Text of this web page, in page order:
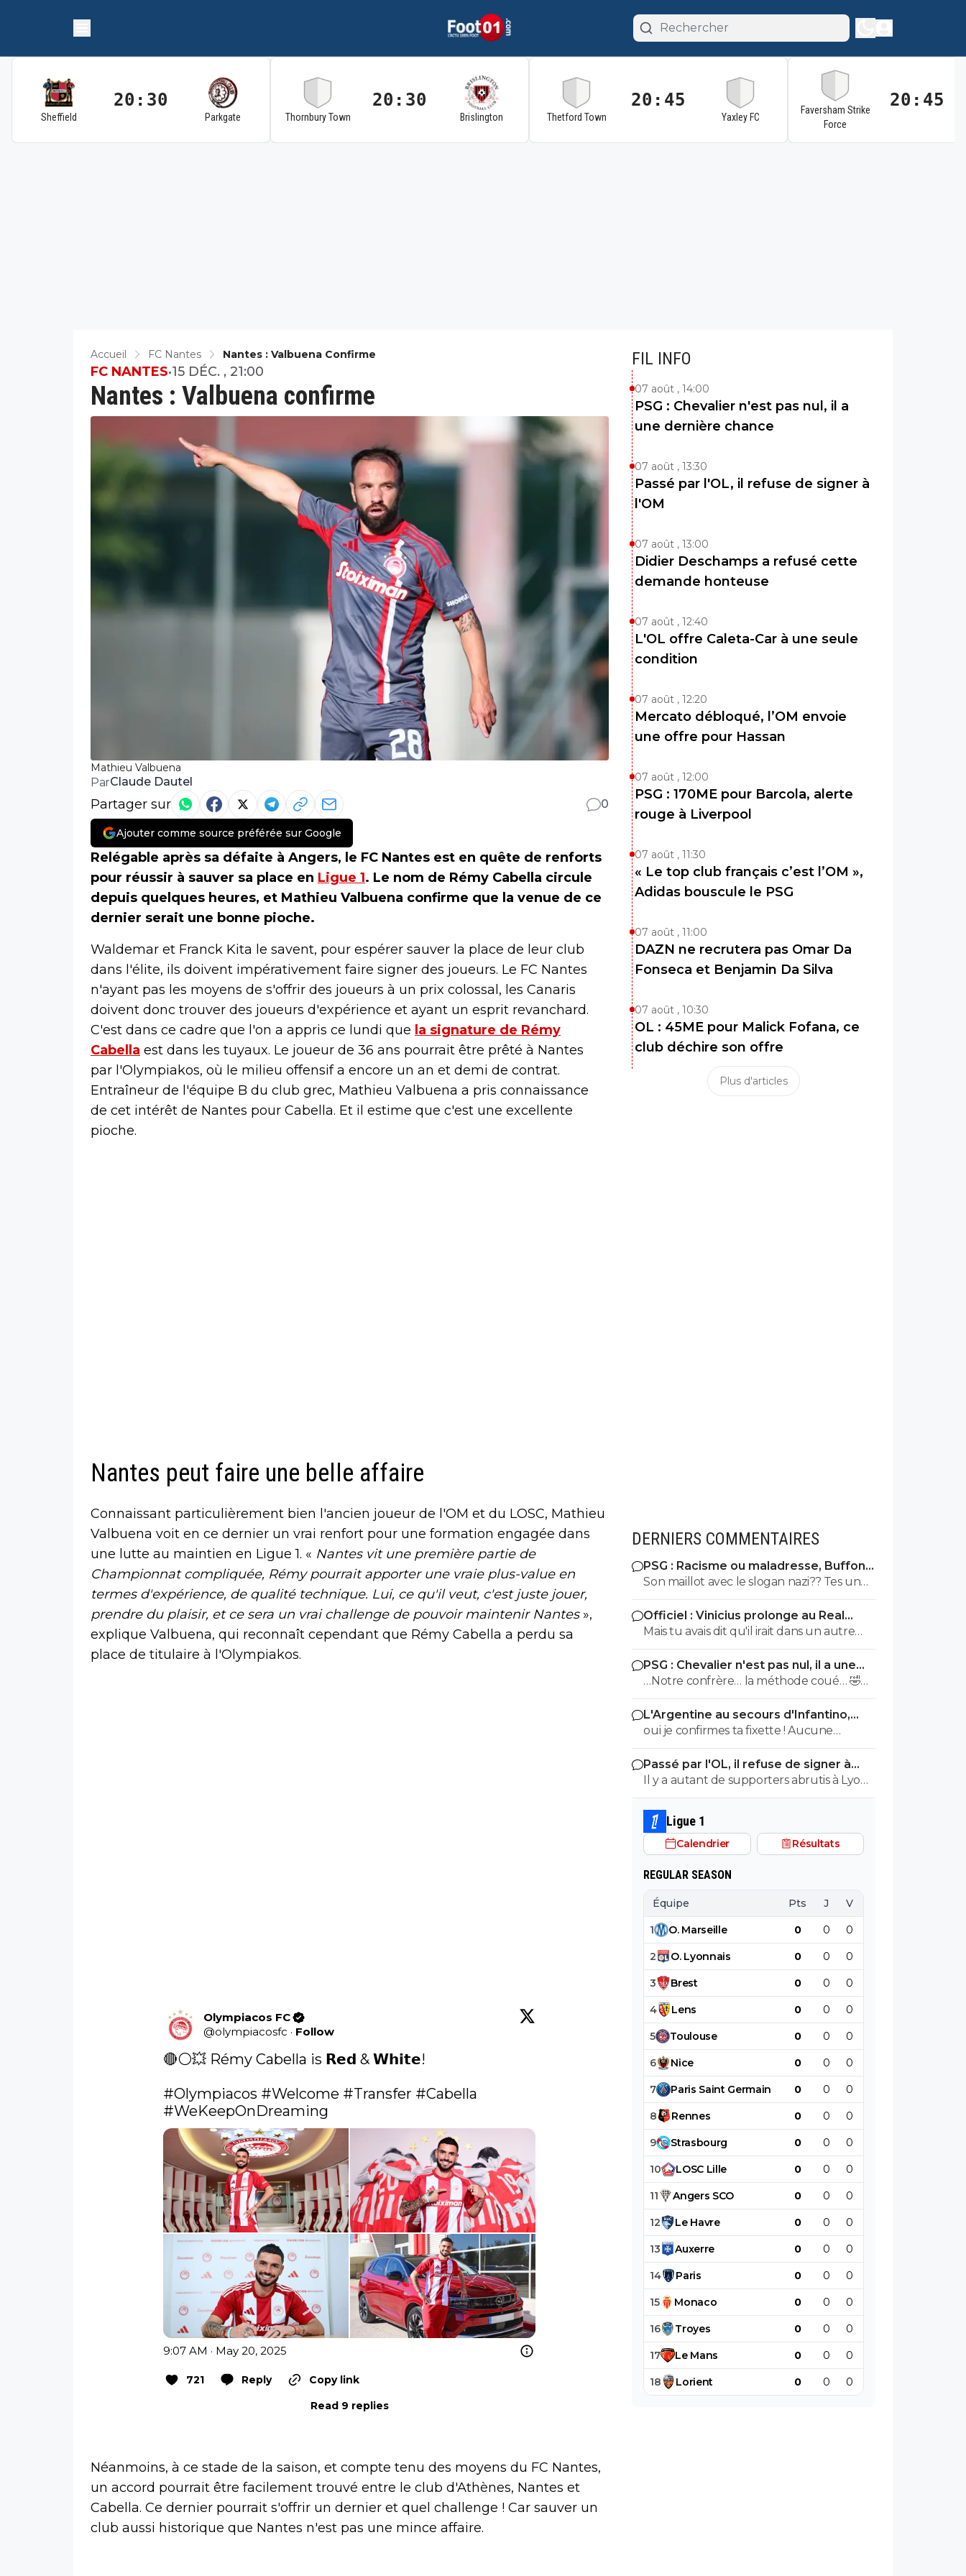
Sheffield
20:30
Parkgate Thornbury Town
20:30
Brislington Thetford Town
20:45
Yaxley FC
Faversham Strike
Force
20:45
Accueil FC Nantes Nantes : Valbuena Confirme
Mathieu Valbuena
Nantes : Valbuena confirme
FC NANTES•15 DÉC. , 21:00
ParClaude Dautel
Partager sur 0
Ajouter comme source préférée sur Google
Relégable après sa défaite à Angers, le FC Nantes est en quête de renforts
pour réussir à sauver sa place en Ligue 1. Le nom de Rémy Cabella circule
depuis quelques heures, et Mathieu Valbuena confirme que la venue de ce
dernier serait une bonne pioche.
Waldemar et Franck Kita le savent, pour espérer sauver la place de leur club
dans l'élite, ils doivent impérativement faire signer des joueurs. Le FC Nantes
n'ayant pas les moyens de s'offrir des joueurs à un prix colossal, les Canaris
doivent donc trouver des joueurs d'expérience et ayant un esprit revanchard.
C'est dans ce cadre que l'on a appris ce lundi que la signature de Rémy
Cabella est dans les tuyaux. Le joueur de 36 ans pourrait être prêté à Nantes
par l'Olympiakos, où le milieu offensif a encore un an et demi de contrat.
Entraîneur de l'équipe B du club grec, Mathieu Valbuena a pris connaissance
de cet intérêt de Nantes pour Cabella. Et il estime que c'est une excellente
pioche.
Nantes peut faire une belle affaire
Connaissant particulièrement bien l'ancien joueur de l'OM et du LOSC, Mathieu
Valbuena voit en ce dernier un vrai renfort pour une formation engagée dans
une lutte au maintien en Ligue 1. « Nantes vit une première partie de
Championnat compliquée, Rémy pourrait apporter une vraie plus-value en
termes d'expérience, de qualité technique. Lui, ce qu'il veut, c'est juste jouer,
prendre du plaisir, et ce sera un vrai challenge de pouvoir maintenir Nantes »,
explique Valbuena, qui reconnaît cependant que Rémy Cabella a perdu sa
place de titulaire à l'Olympiakos.
Olympiacos FC
@olympiacosfc · Follow
🔴⚪💥 Rémy Cabella is 𝗥𝗲𝗱 & 𝗪𝗵𝗶𝘁𝗲!
#Olympiacos #Welcome #Transfer #Cabella
#WeKeepOnDreaming
9:07 AM · May 20, 2025
721 Reply
Copy link
Read 9 replies
Néanmoins, à ce stade de la saison, et compte tenu des moyens du FC Nantes,
un accord pourrait être facilement trouvé entre le club d'Athènes, Nantes et
Cabella. Ce dernier pourrait s'offrir un dernier et quel challenge ! Car sauver un
club aussi historique que Nantes n'est pas une mince affaire.
FIL INFO
07 août , 14:00
PSG : Chevalier n'est pas nul, il a
une dernière chance
07 août , 13:30
Passé par l'OL, il refuse de signer à
l'OM
07 août , 13:00
Didier Deschamps a refusé cette
demande honteuse
07 août , 12:40
L'OL offre Caleta-Car à une seule
condition
07 août , 12:20
Mercato débloqué, l’OM envoie
une offre pour Hassan
07 août , 12:00
PSG : 170ME pour Barcola, alerte
rouge à Liverpool
07 août , 11:30
« Le top club français c’est l’OM »,
Adidas bouscule le PSG
07 août , 11:00
DAZN ne recrutera pas Omar Da
Fonseca et Benjamin Da Silva
07 août , 10:30
OL : 45ME pour Malick Fofana, ce
club déchire son offre
Plus d'articles
DERNIERS COMMENTAIRES
PSG : Racisme ou maladresse, Buffon
écarte Suzuki
Son maillot avec le slogan nazi?? Tes un
drôle toi espece de benêt va.. cetait pas
un maillot mais un tee shirt espece
d'ignorant quand on sait pas on ferme sa
sale gueule
Officiel : Vinicius prolonge au Real
jusqu’en 2032
Mais tu avais dit qu'il irait dans un autre
club qu'Arsenal.
PSG : Chevalier n'est pas nul, il a une
dernière chance
…Notre confrère… la méthode coué… 🤣🤣
🇵🇹🇧🇷🇫🇷🇺🇦
L'Argentine au secours d'Infantino,
tout s'explique
oui je confirmes ta fixette ! Aucune
condamnation à ce jour, ca te parle pas la
présomption d'innocence abruti?
Passé par l'OL, il refuse de signer à
l'OM
Il y a autant de supporters abrutis à Lyon
qu'à Marseille
Ligue 1
Calendrier Résultats
REGULAR SEASON
Équipe Pts J V
1 O. Marseille 0 0 0
2 O. Lyonnais 0 0 0
3 Brest 0 0 0
4 Lens 0 0 0
5 Toulouse 0 0 0
6 Nice 0 0 0
7 Paris Saint Germain 0 0 0
8 Rennes 0 0 0
9 Strasbourg 0 0 0
10 LOSC Lille 0 0 0
11 Angers SCO 0 0 0
12 Le Havre 0 0 0
13 Auxerre 0 0 0
14 Paris 0 0 0
15 Monaco 0 0 0
16 Troyes 0 0 0
17 Le Mans 0 0 0
18 Lorient 0 0 0